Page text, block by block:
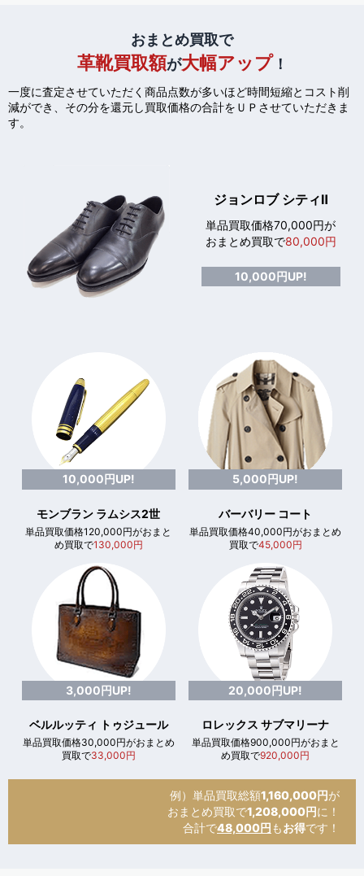
おまとめ買取で
革靴買取額が大幅アップ！
一度に査定させていただく商品点数が多いほど時間短縮とコスト削
減ができ、 その分を還元し買取価格の合計をＵＰさせていただきま
す。
ジョンロブ シティⅡ
単品買取価格70,000円が
おまとめ買取で80,000円
10,000円UP!
10,000円UP!
モンブラン ラムシス2世
単品買取価格120,000円がおまと
め買取で130,000円
5,000円UP!
バーバリー コート
単品買取価格40,000円がおまとめ
買取で45,000円
3,000円UP!
ベルルッティ トゥジュール
単品買取価格30,000円がおまとめ
買取で33,000円
20,000円UP!
ロレックス サブマリーナ
単品買取価格900,000円がおまと
め買取で920,000円
例）単品買取総額1,160,000円が
おまとめ買取で1,208,000円に！
合計で48,000円 もお得です！